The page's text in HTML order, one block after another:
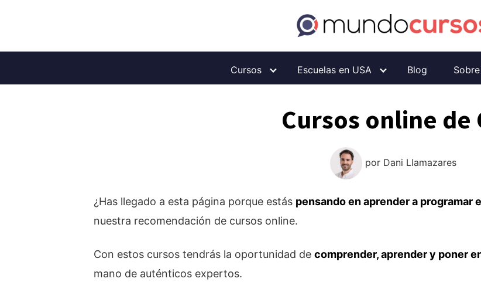
Cursos Escuelas en USA Blog
Cursos online de
por Dani Llamazares
¿Has llegado a esta página porque estás pensando en aprender a programar
nuestra recomendación de cursos online.
Con estos cursos tendrás la oportunidad de comprender, aprender y poner
mano de auténticos expertos.